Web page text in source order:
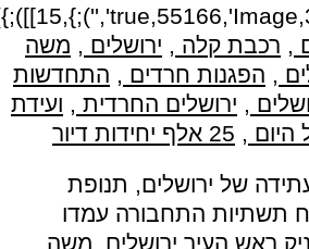
, רכבת קלה , ירושלים , משה
, הפגנות חרדים , התחדשות
, ירושלים החרדית , ועידת
היום , 25 אלף יחידות דיור
של ירושלים, תנופת
תשתיות התחבורה עמדו
ראש העיר ירושלים, משה